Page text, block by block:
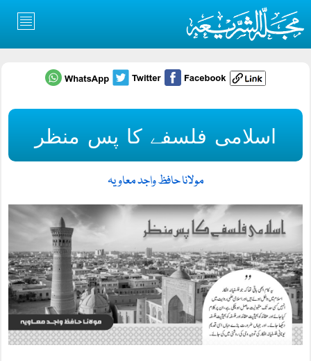
اسلامی فلسفے کا پس منظر
مولانا حافظ واجد معاویہ